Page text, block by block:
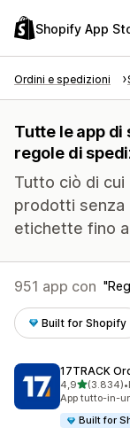
Shopify App
Ordini e spedizioni
Tutte le app di
regole di
Tutto ciò di
prodotti senza
etichette fino
951 app con
Built for Shopify
17TRACK
4,9stelle su 5
(3.834)
3834 •
App tutto-in-
Built for